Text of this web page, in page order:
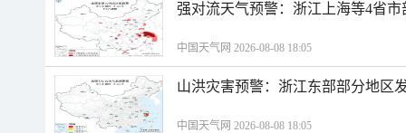
强对流天气预警：浙江上海等4省
中国天气网 2026-08-08 18:05
山洪灾害预警：浙江东部部分地区
中国天气网 2026-08-08 18:05